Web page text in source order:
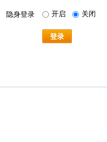
隐身登录 开启 关闭
登录